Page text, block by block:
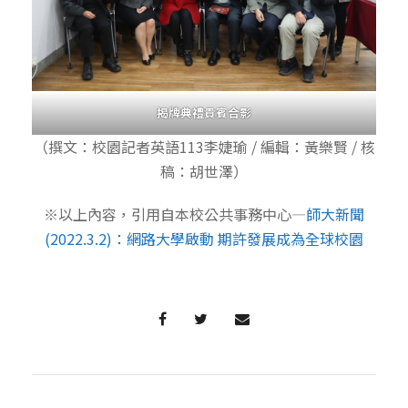
揭牌典禮貴賓合影
（撰文：校園記者英語113李婕瑜 / 編輯：黃樂賢 / 核
稿：胡世澤）
※以上內容，引用自本校公共事務中心—師大新聞
(2022.3.2)：網路大學啟動 期許發展成為全球校園